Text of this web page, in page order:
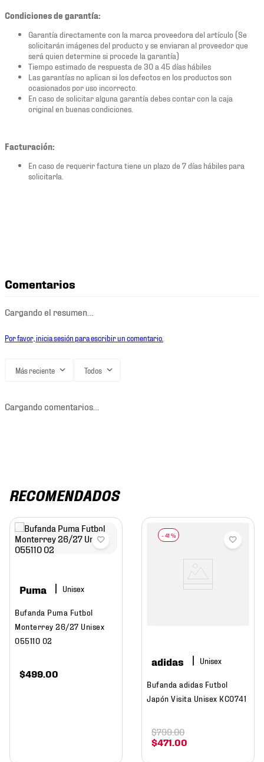
Condiciones de garantía:
Garantía directamente con la marca proveedora del artículo (Se
solicitarán imágenes del producto y se enviaran al proveedor que
será quien determine si procede la garantía)
Tiempo estimado de respuesta de 30 a 45 días hábiles
Las garantías no aplican si los defectos en los productos son
ocasionados por uso incorrecto.
En caso de solicitar alguna garantía debes contar con la caja
original en buenas condiciones.
Facturación:
En caso de requerir factura tiene un plazo de 7 días hábiles para
solicitarla.
Comentarios
Cargando el resumen…
Por favor, inicia sesión para escribir un comentario.
Más reciente Todos
Cargando comentarios…
RECOMENDADOS
Puma
Bufanda Puma Futbol
Monterrey 26/27 Unisex
055110 02
$499.00
- 41 %
adidas
Bufanda adidas Futbol
Japón Visita Unisex KC0741
$471.00
$799.00